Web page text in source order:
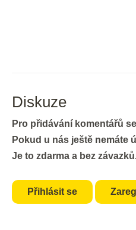
Diskuze
Pro přidávání komentářů
Pokud u nás ještě nemáte
Je to zdarma a bez
Přihlásit se